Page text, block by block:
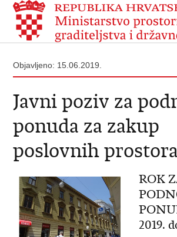
Objavljeno: 15.06.2019.
Javni poziv za
ponuda za zakup
poslovnih
ROK
2019.